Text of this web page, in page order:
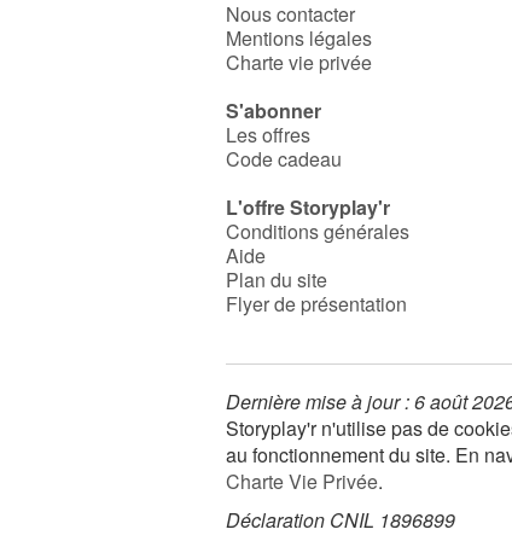
Nous contacter
Mentions légales
Charte vie privée
S'abonner
Les offres
Code cadeau
L'offre Storyplay'r
Conditions générales
Aide
Plan du site
Flyer de présentation
Dernière mise à jour : 6 août
Storyplay'r n'utilise pas de
au fonctionnement du site. En
Charte Vie Privée.
Déclaration CNIL 1896899